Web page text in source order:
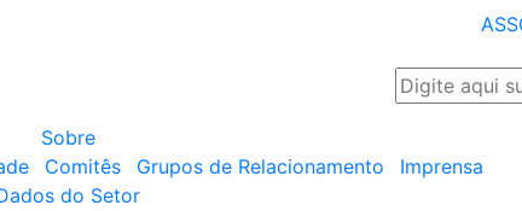
Sobre
Comitês Grupos de Relacionamento
Imprensa
do Setor